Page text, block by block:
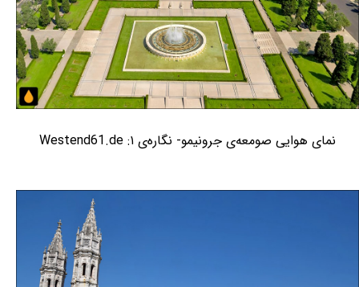
نمای هوایی صومعه‌ی جرونیمو- نگاره‌ی ۱: Westend61.de